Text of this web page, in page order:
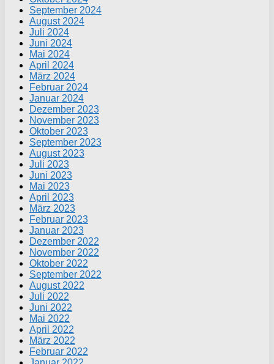
September 2024
August 2024
Juli 2024
Juni 2024
Mai 2024
April 2024
März 2024
Februar 2024
Januar 2024
Dezember 2023
November 2023
Oktober 2023
September 2023
August 2023
Juli 2023
Juni 2023
Mai 2023
April 2023
März 2023
Februar 2023
Januar 2023
Dezember 2022
November 2022
Oktober 2022
September 2022
August 2022
Juli 2022
Juni 2022
Mai 2022
April 2022
März 2022
Februar 2022